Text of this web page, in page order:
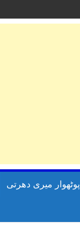
پوٹھوار میری دھرتی